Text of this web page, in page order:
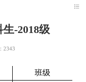
-2018级
2343
班级